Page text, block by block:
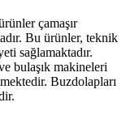
çamaşır
Bu ürünler, teknik
sağlamaktadır.
bulaşık makineleri
Buzdolapları